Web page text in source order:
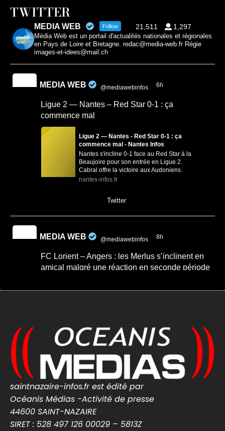
TWITTER
MEDIA WEB Follow 21,511 1,297
Média Web est un portail d'actualités nationales et régionales
en Pays de Loire et Bretagne. redac@media-web.fr Régie
images-et-idees@mail.ch
MEDIA WEB @mediawebinfos 6h
Ligue 2 — Nantes – Red Star 0-1 : ça
commence mal
Ligue 2 — Nantes - Red Star 0-1 : ça
commence mal - Nantes Infos
Nantes s'incline 0-1 face au Red Star à la
Beaujoire pour son entrée en Ligue 2.
Cabral offre la victoire aux Audoniens.
nantes-infos.fr
Twitter
MEDIA WEB @mediawebinfos 8h
FC Lorient – Angers : les Merlus s’inclinent en
amical malgré une réaction en seconde période
Résumé, buts et réacti...
lorient-infos.fr
Twitter
MEDIA WEB @mediawebinfos ·
Une arnaque aux faux agents refait surface en
Loire-Atlantique : la police appelle à la vigilance
saintnazaire-infos.fr est édité par
Océanis Médias -Activité de presse
44600 SAINT-NAZAIRE
SIRET : 528 497 126 00029 – 5813Z